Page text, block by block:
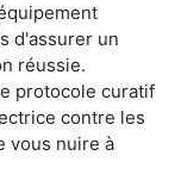
d'assurer un
réussie.
protocole curatif
contre les
vous nuire à